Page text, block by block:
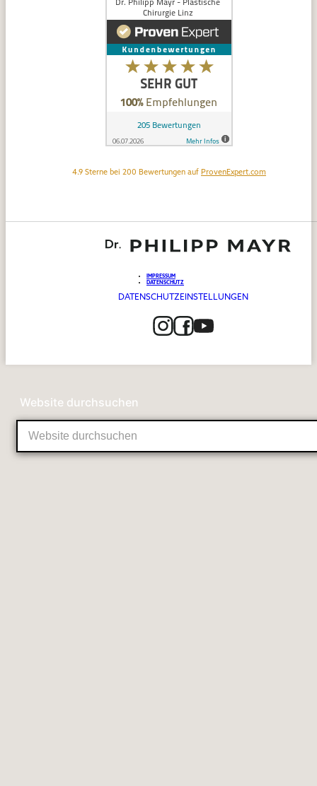
4.9 Sterne bei 200 Bewertungen auf ProvenExpert.com
IMPRESSUM
DATENSCHUTZ
DATENSCHUTZEINSTELLUNGEN
Website durchsuchen